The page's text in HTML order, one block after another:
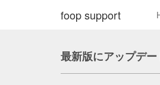
foop support
最新版にアップデ